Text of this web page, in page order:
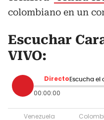
colombiano en un
Escuchar
VIVO:
Directo Escucha el
00:00:00
Venezuela